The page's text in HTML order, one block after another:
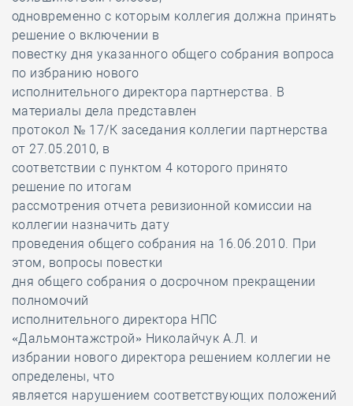
одновременно с которым коллегия должна принять
решение о включении в
повестку дня указанного общего собрания вопроса
по избранию нового
исполнительного директора партнерства. В
материалы дела представлен
протокол № 17/К заседания коллегии партнерства
от 27.05.2010, в
соответствии с пунктом 4 которого принято
решение по итогам
рассмотрения отчета ревизионной комиссии на
коллегии назначить дату
проведения общего собрания на 16.06.2010. При
этом, вопросы повестки
дня общего собрания о досрочном прекращении
полномочий
исполнительного директора НПС
«Дальмонтажстрой» Николайчук А.Л. и
избрании нового директора решением коллегии не
определены, что
является нарушением соответствующих положений